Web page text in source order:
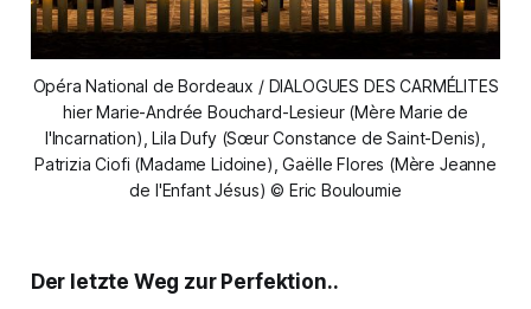
Opéra National de Bordeaux / DIALOGUES DES CARMÉLITES
hier Marie-Andrée Bouchard-Lesieur (Mère Marie de
l'Incarnation), Lila Dufy (Sœur Constance de Saint-Denis),
Patrizia Ciofi (Madame Lidoine), Gaëlle Flores (Mère Jeanne
de l'Enfant Jésus) © Eric Bouloumie
Der letzte Weg zur Perfektion..